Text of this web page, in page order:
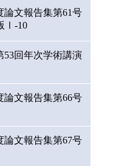
論文報告集第61号
Ⅰ-10
53回年次学術講演
論文報告集第66号
論文報告集第67号